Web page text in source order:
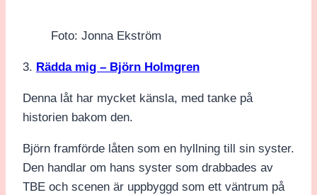
Foto: Jonna Ekström
3. Rädda mig – Björn Holmgren
Denna låt har mycket känsla, med tanke på
historien bakom den.
Björn framförde låten som en hyllning till sin syster.
Den handlar om hans syster som drabbades av
TBE och scenen är uppbyggd som ett väntrum på